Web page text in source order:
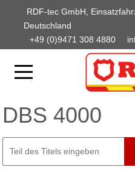
RDF-tec GmbH,
Deutschland
+49 (0)9471 308 4880
DBS 4000